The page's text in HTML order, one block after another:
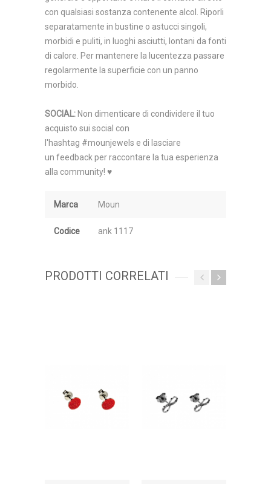
con qualsiasi sostanza contenente alcol. Riporli
separatamente in bustine o astucci singoli,
morbidi e puliti, in luoghi asciutti, lontani da fonti
di calore. Per mantenere la lucentezza passare
regolarmente la superficie con un panno
morbido.
SOCIAL: Non dimenticare di condividere il tuo
acquisto sui social con
l'hashtag #mounjewels e di lasciare
un feedback per raccontare la tua esperienza
alla community! ♥
Marca Moun
Codice ank 1117
PRODOTTI CORRELATI